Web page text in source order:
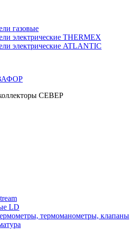
газовые
электрические THERMEX
электрические ATLANTIC
СЕВЕР
LD
термоманометры, клапаны